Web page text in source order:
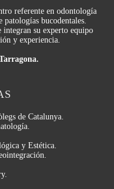
referente en odontología
patologías bucodentales.
su experto equipo
y experiencia.
de Catalunya.
y Estética.